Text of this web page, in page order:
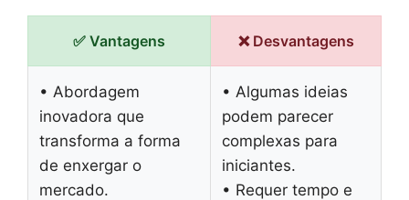
✅ Vantagens ❌ Desvantagens
• Abordagem
inovadora que
transforma a forma
de enxergar o
mercado.
• Algumas ideias
podem parecer
complexas para
iniciantes.
• Requer tempo e